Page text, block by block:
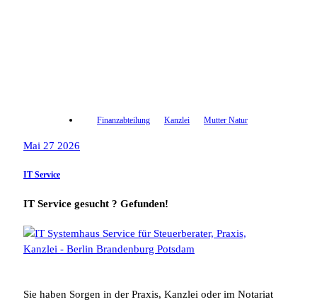
Finanzabteilung Kanzlei Mutter Natur
Mai 27 2026
IT Service
IT Service gesucht ? Gefunden!
Sie haben Sorgen in der Praxis, Kanzlei oder im Notariat